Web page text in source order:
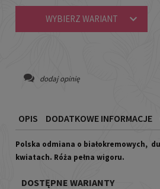
WYBIERZ WARIANT
dodaj opinię
OPIS DODATKOWE INFORMACJE
Polska odmiana o białokremowych,
kwiatach. Róża pełna wigoru.
DOSTĘPNE WARIANTY